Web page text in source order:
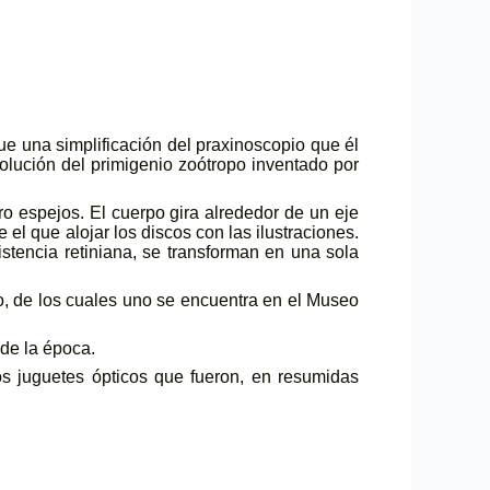
una simplificación del praxinoscopio que él
del primigenio zoótropo inventado por
espejos. El cuerpo gira alrededor de un eje
el que alojar los discos con las ilustraciones.
retiniana, se transforman en una sola
de los cuales uno se encuentra en el Museo
la época.
juguetes ópticos que fueron, en resumidas